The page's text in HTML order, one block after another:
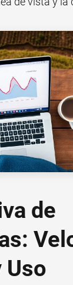
de
Uso